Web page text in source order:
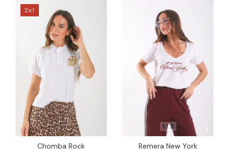
2x1
Chomba Rock
1 /3
Remera New York